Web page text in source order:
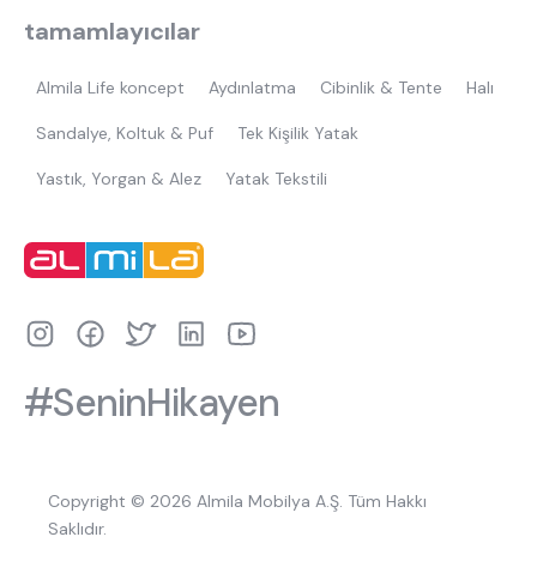
tamamlayıcılar
Almila Life koncept Aydınlatma Cibinlik & Tente Halı
Sandalye, Koltuk & Puf Tek Kişilik Yatak
Yastık, Yorgan & Alez Yatak Tekstili
#SeninHikayen
Copyright © 2026 Almila Mobilya A.Ş. Tüm Hakkı
Saklıdır.